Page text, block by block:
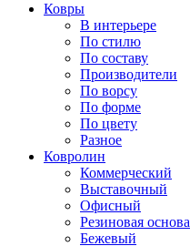
Ковры
В интерьере
По стилю
По составу
Производители
По ворсу
По форме
По цвету
Разное
Ковролин
Коммерческий
Выставочный
Офисный
Резиновая основа
Бежевый